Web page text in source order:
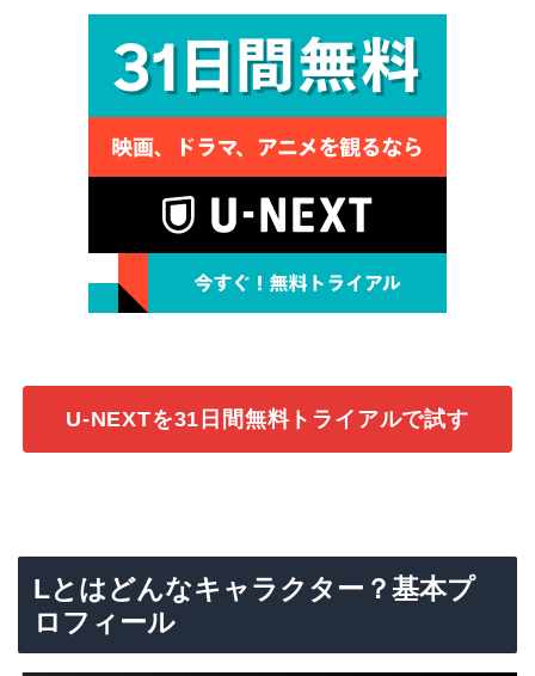
U-NEXTを31日間無料トライアルで試す
Lとはどんなキャラクター？基本プ
ロフィール